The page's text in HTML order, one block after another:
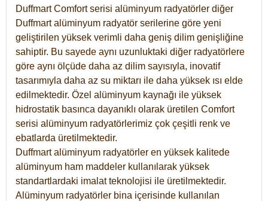
Duffmart Comfort serisi alüminyum radyatörler diğer
Duffmart alüminyum radyatör serilerine göre yeni
geliştirilen yüksek verimli daha geniş dilim genişliğine
sahiptir. Bu sayede aynı uzunluktaki diğer radyatörlere
göre aynı ölçüde daha az dilim sayısıyla, inovatif
tasarımıyla daha az su miktarı ile daha yüksek ısı elde
edilmektedir. Özel alüminyum kaynağı ile yüksek
hidrostatik basınca dayanıklı olarak üretilen Comfort
serisi alüminyum radyatörlerimiz çok çeşitli renk ve
ebatlarda üretilmektedir.
Duffmart alüminyum radyatörler en yüksek kalitede
alüminyum ham maddeler kullanılarak yüksek
standartlardaki imalat teknolojisi ile üretilmektedir.
Alüminyum radyatörler bina içerisinde kullanılan